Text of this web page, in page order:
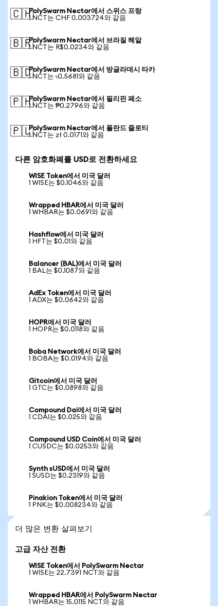
🇨🇭PolySwarm Nectar에서 스위스 프랑
1 NCT는 CHF 0.003724와 같음
🇧🇷PolySwarm Nectar에서 브라질 헤알
1 NCT는 R$0.0234와 같음
🇧🇩PolySwarm Nectar에서 방글라데시 타카
1 NCT는 ৳0.5681와 같음
🇵🇭PolySwarm Nectar에서 필리핀 페소
1 NCT는 ₱0.2796와 같음
🇵🇱PolySwarm Nectar에서 폴란드 즐로티
1 NCT는 zł 0.0171와 같음
다른 암호화폐를 USD로 전환하세요
WISE Token에서 미국 달러
1 WISE는 $0.1046와 같음
Wrapped HBAR에서 미국 달러
1 WHBAR는 $0.0691와 같음
Hashflow에서 미국 달러
1 HFT는 $0.01와 같음
Balancer (BAL)에서 미국 달러
1 BAL는 $0.1087와 같음
AdEx Token에서 미국 달러
1 ADX는 $0.0642와 같음
HOPR에서 미국 달러
1 HOPR는 $0.0118와 같음
Boba Network에서 미국 달러
1 BOBA는 $0.0194와 같음
Gitcoin에서 미국 달러
1 GTC는 $0.0898와 같음
Compound Dai에서 미국 달러
1 CDAI는 $0.025와 같음
Compound USD Coin에서 미국 달러
1 CUSDC는 $0.0253와 같음
Synth sUSD에서 미국 달러
1 SUSD는 $0.2319와 같음
Pinakion Token에서 미국 달러
1 PNK는 $0.008234와 같음
더 많은 변환 살펴보기
고급 자산 전환
WISE Token에서 PolySwarm Nectar
1 WISE는 22.7391 NCT와 같음
Wrapped HBAR에서 PolySwarm Nectar
1 WHBAR는 15.0115 NCT와 같음